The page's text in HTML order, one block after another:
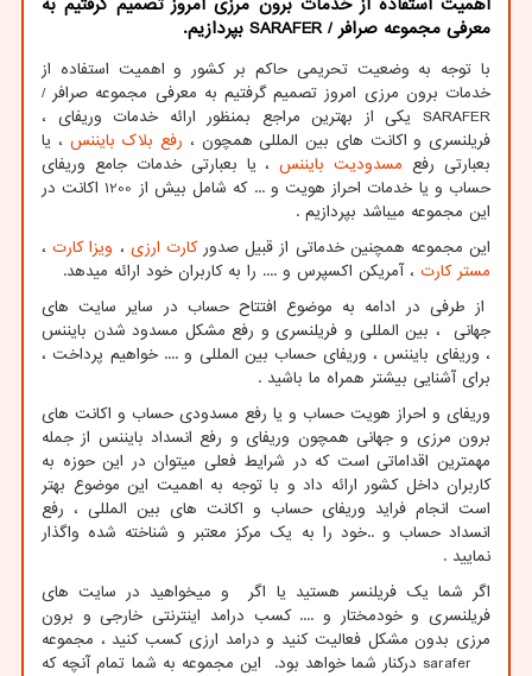
اهمیت استفاده از خدمات برون مرزی امروز تصمیم گرفتیم به
معرفی مجموعه صرافر / SARAFER بپردازیم.
با توجه به وضعیت تحریمی حاکم بر کشور و اهمیت استفاده از
خدمات برون مرزی امروز تصمیم گرفتیم به معرفی مجموعه صرافر/
SARAFER یکی از بهترین مراجع بمنظور ارائه خدمات وریفای ،
فریلنسری و اکانت های بین المللی همچون ، رفع بلاک بایننس ، یا
بعبارتی رفع مسدودیت بایننس، یا بعبارتی خدمات جامع وریفای
حساب و یا خدمات احراز هویت و ... که شامل بیش از 1200 اکانت در
این مجموعه میباشد بپردازیم .
این مجموعه همچنین خدماتی از قبیل صدورکارت ارزی ، ویزا کارت ،
مستر کارت ، آمریکن اکسپرس و .... را به کاربران خود ارائه میدهد.
از طرفی در ادامه به موضوع افتتاح حساب در سایر سایت های
جهانی ، بین المللی و فریلنسری و رفع مشکل مسدود شدن بایننس
، وریفای بایننس ، وریفای حساب بین المللی و .... خواهیم پرداخت ،
برای آشنایی بیشتر همراه ما باشید .
وریفای و احراز هویت حساب و یا رفع مسدودی حساب و اکانت های
برون مرزی و جهانی همچون وریفای و رفع انسداد بایننس از جمله
مهمترین اقداماتی است که در شرایط فعلی میتوان در این حوزه به
کاربران داخل کشور ارائه داد و با توجه به اهمیت این موضوع بهتر
است انجام فراید وریفای حساب و اکانت های بین المللی ، رفع
انسداد حساب و ..خود را به یک مرکز معتبر و شناخته شده واگذار
نمایید .
اگر شما یک فریلنسر هستید یا اگر و میخواهید در سایت های
فریلنسری و خودمختار و .... کسب درامد اینترنتی خارجی و برون
مرزی بدون مشکل فعالیت کنید و درامد ارزی کسب کنید ، مجموعه
saraferدرکنار شما خواهد بود. این مجموعه به شما تمام آنچه که